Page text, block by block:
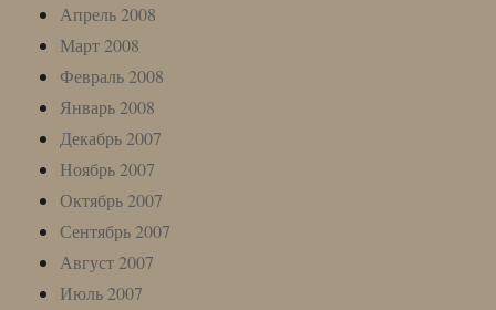
Апрель 2008
Март 2008
Февраль 2008
Январь 2008
Декабрь 2007
Ноябрь 2007
Октябрь 2007
Сентябрь 2007
Август 2007
Июль 2007